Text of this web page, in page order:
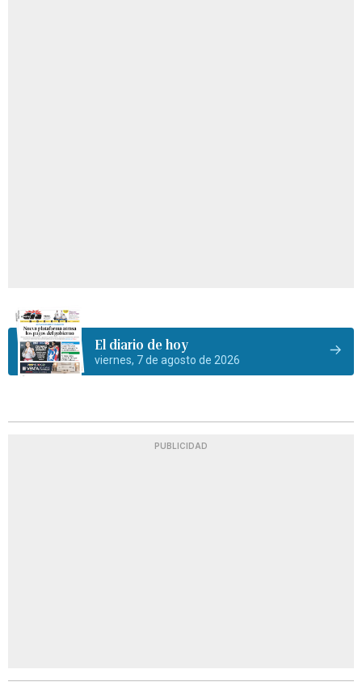
El diario de hoy
viernes, 7 de agosto de 2026
PUBLICIDAD